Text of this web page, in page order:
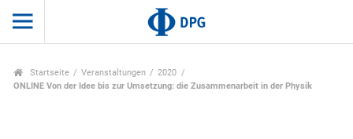
Startseite Veranstaltungen
2020
ONLINE Von der Idee bis zur Umsetzung: die Zusammenarbeit in der Physik